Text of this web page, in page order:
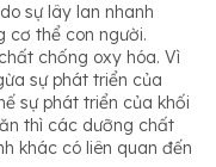
sự lây lan nhanh
cơ thể con người.
chống oxy hóa. Vì
sự phát triển của
sự phát triển của khối
thì các dưỡng chất
khác có liên quan đến